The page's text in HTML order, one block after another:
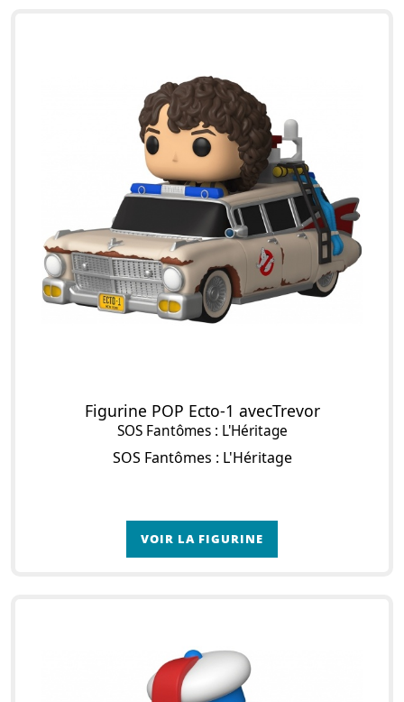
Figurine POP Ecto-1 avecTrevor
SOS Fantômes : L'Héritage
SOS Fantômes : L'Héritage
VOIR LA FIGURINE